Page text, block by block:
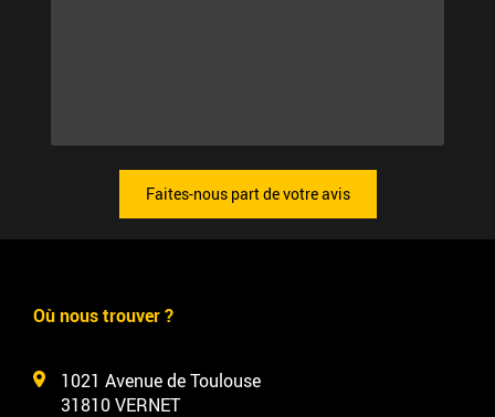
Faites-nous part de votre avis
Où nous trouver ?
1021 Avenue de Toulouse
31810VERNET